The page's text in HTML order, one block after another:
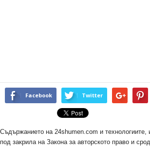
Facebook Twitter
Съдържанието на 24shumen.com и технологиите,
под закрила на Закона за авторското право и